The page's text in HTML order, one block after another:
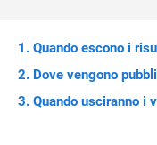
Quando escono i
Dove vengono
Quando usciranno i